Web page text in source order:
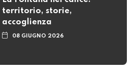
territorio, storie,
accoglienza
08 GIUGNO 2026